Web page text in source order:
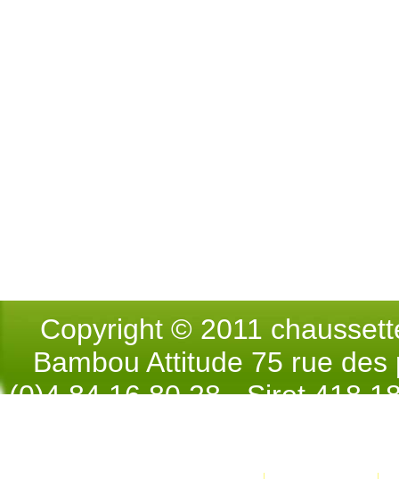
Copyright © 2011
Bambou Attitude 75 rue
(0)4.84.16.80.28 - Siret 418